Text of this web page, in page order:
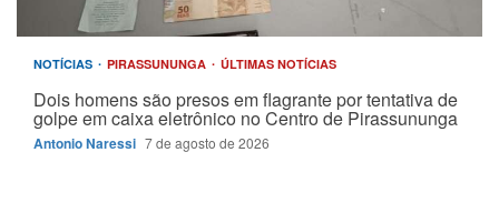
NOTÍCIAS PIRASSUNUNGA ÚLTIMAS NOTÍCIAS
Dois homens são presos em flagrante por tentativa de
golpe em caixa eletrônico no Centro de Pirassununga
Antonio Naressi 7 de agosto de 2026